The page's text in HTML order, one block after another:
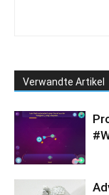
Verwandte Artikel